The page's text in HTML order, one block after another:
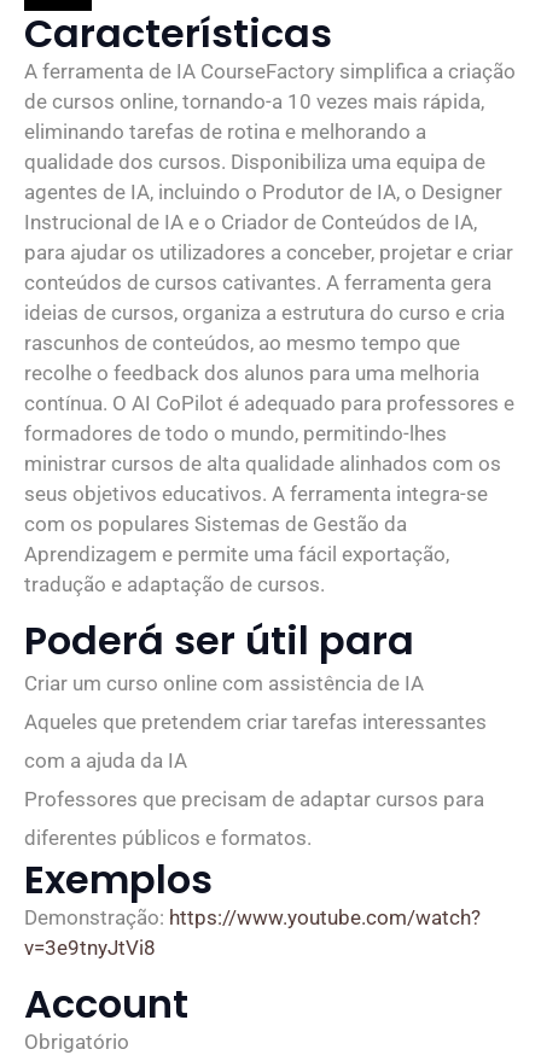
Características
A ferramenta de IA CourseFactory simplifica a criação
de cursos online, tornando-a 10 vezes mais rápida,
eliminando tarefas de rotina e melhorando a
qualidade dos cursos. Disponibiliza uma equipa de
agentes de IA, incluindo o Produtor de IA, o Designer
Instrucional de IA e o Criador de Conteúdos de IA,
para ajudar os utilizadores a conceber, projetar e criar
conteúdos de cursos cativantes. A ferramenta gera
ideias de cursos, organiza a estrutura do curso e cria
rascunhos de conteúdos, ao mesmo tempo que
recolhe o feedback dos alunos para uma melhoria
contínua. O AI CoPilot é adequado para professores e
formadores de todo o mundo, permitindo-lhes
ministrar cursos de alta qualidade alinhados com os
seus objetivos educativos. A ferramenta integra-se
com os populares Sistemas de Gestão da
Aprendizagem e permite uma fácil exportação,
tradução e adaptação de cursos.
Poderá ser útil para
Criar um curso online com assistência de IA
Aqueles que pretendem criar tarefas interessantes
com a ajuda da IA
Professores que precisam de adaptar cursos para
diferentes públicos e formatos.
Exemplos
Demonstração: https://www.youtube.com/watch?
v=3e9tnyJtVi8
Account
Obrigatório